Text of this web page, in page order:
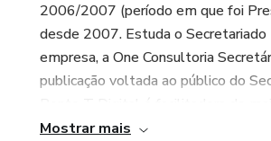
2006/2007 (período em que foi
desde 2007. Estuda o
empresa, a One Consultoria
publicação voltada ao público do
do Brasil – Secretariado Remoto
Mostrar mais